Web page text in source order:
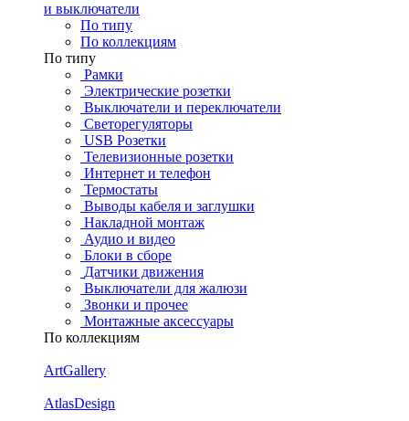
и выключатели
По типу
По коллекциям
По типу
Рамки
Электрические розетки
Выключатели и переключатели
Светорегуляторы
USB Розетки
Телевизионные розетки
Интернет и телефон
Термостаты
Выводы кабеля и заглушки
Накладной монтаж
Аудио и видео
Блоки в сборе
Датчики движения
Выключатели для жалюзи
Звонки и прочее
Монтажные аксессуары
По коллекциям
ArtGallery
AtlasDesign